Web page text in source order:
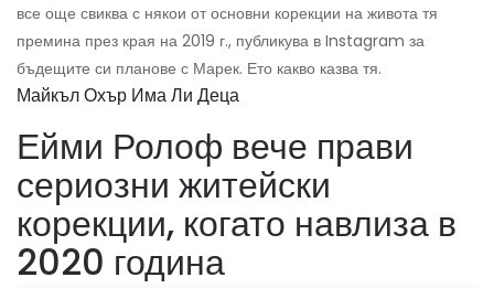
все още свиква с някои от основни корекции на живота тя
премина през края на 2019 г., публикува в Instagram за
бъдещите си планове с Марек. Ето какво казва тя.
Майкъл Охър Има Ли Деца
Ейми Ролоф вече прави
сериозни житейски
корекции, когато навлиза в
2020 година